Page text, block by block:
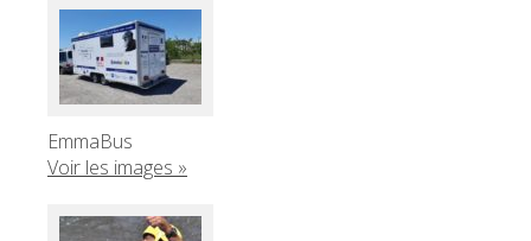
EmmaBus
Voir les images »